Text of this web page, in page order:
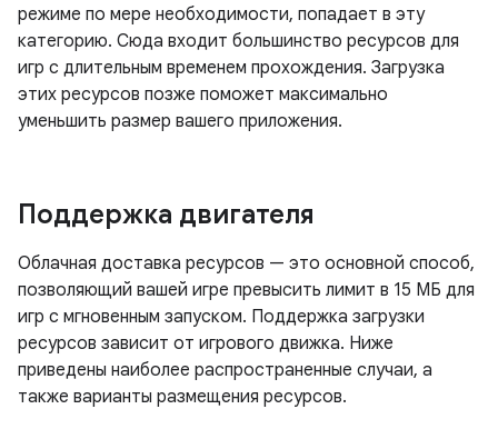
режиме по мере необходимости, попадает в эту
категорию. Сюда входит большинство ресурсов для
игр с длительным временем прохождения. Загрузка
этих ресурсов позже поможет максимально
уменьшить размер вашего приложения.
Поддержка двигателя
Облачная доставка ресурсов — это основной способ,
позволяющий вашей игре превысить лимит в 15 МБ для
игр с мгновенным запуском. Поддержка загрузки
ресурсов зависит от игрового движка. Ниже
приведены наиболее распространенные случаи, а
также варианты размещения ресурсов.